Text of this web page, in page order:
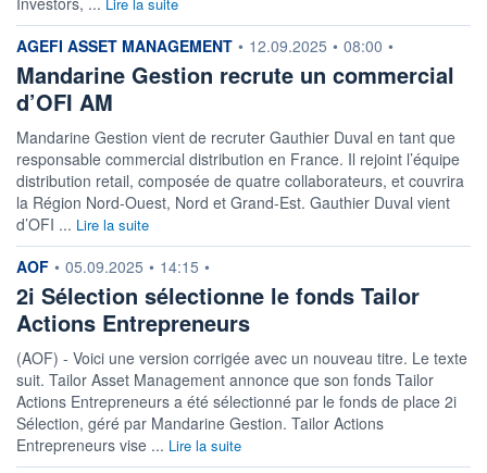
information fournie par
AGEFI ASSET MANAGEMENT • 12.09.2025 • 08:00 •
Mandarine Gestion recrute un commercial
d’OFI AM
Mandarine Gestion vient de recruter Gauthier Duval en tant que
responsable commercial distribution en France. Il rejoint l’équipe
distribution retail, composée de quatre collaborateurs, et couvrira
la Région Nord-Ouest, Nord et Grand-Est. Gauthier Duval vient
d’OFI ... Lire la suite
information fournie par
AOF • 05.09.2025 • 14:15 •
2i Sélection sélectionne le fonds Tailor
Actions Entrepreneurs
(AOF) - Voici une version corrigée avec un nouveau titre. Le texte
suit. Tailor Asset Management annonce que son fonds Tailor
Actions Entrepreneurs a été sélectionné par le fonds de place 2i
Sélection, géré par Mandarine Gestion. Tailor Actions
Entrepreneurs vise ... Lire la suite